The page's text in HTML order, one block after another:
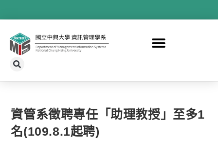
資管系徵聘專任「助理教授」至多1
名(109.8.1起聘)